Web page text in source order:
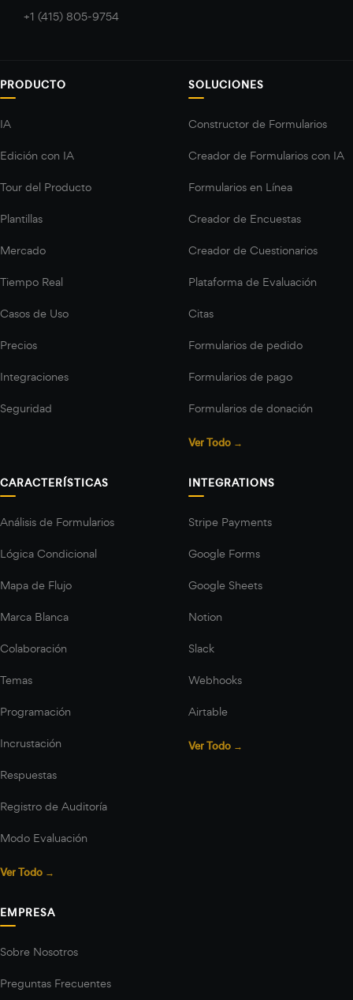
+1 (415) 805-9754
PRODUCTO
IA
Edición con IA
Tour del Producto
Plantillas
Mercado
Tiempo Real
Casos de Uso
Precios
Integraciones
Seguridad
SOLUCIONES
Constructor de Formularios
Creador de Formularios con IA
Formularios en Línea
Creador de Encuestas
Creador de Cuestionarios
Plataforma de Evaluación
Citas
Formularios de pedido
Formularios de pago
Formularios de donación
Ver Todo →
CARACTERÍSTICAS
Análisis de Formularios
Lógica Condicional
Mapa de Flujo
Marca Blanca
Colaboración
Temas
Programación
Incrustación
Respuestas
Registro de Auditoría
Modo Evaluación
Ver Todo →
INTEGRATIONS
Stripe Payments
Google Forms
Google Sheets
Notion
Slack
Webhooks
Airtable
Ver Todo →
EMPRESA
Sobre Nosotros
Preguntas Frecuentes